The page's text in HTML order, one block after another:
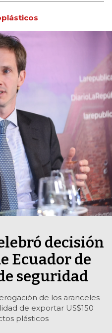
decisión
Ecuador de
seguridad
de los aranceles
de exportar US$150
plásticos